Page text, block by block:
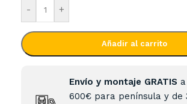
- +
Añadir al carrito
Envío y montaje GRATIS
600€ para península y de